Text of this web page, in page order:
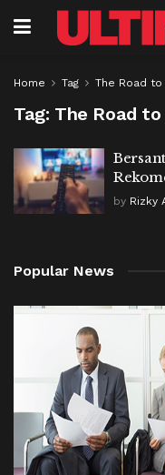
Home Tag The Road
Tag: The Road
by Rizky
Popular News